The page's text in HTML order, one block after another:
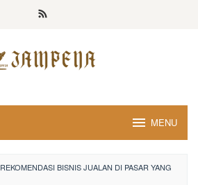
MENU
REKOMENDASI BISNIS JUALAN DI PASAR YANG